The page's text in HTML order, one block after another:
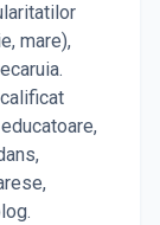
mare),